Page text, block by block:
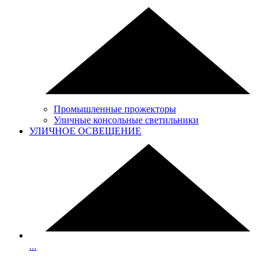
Промышленные прожекторы
Уличные консольные светильники
УЛИЧНОЕ ОСВЕЩЕНИЕ
...